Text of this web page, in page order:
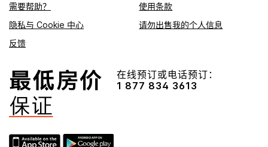
需要帮助？
使用条款
隐私与 Cookie 中心
请勿出售我的个人信息
反馈
在线预订或电话预订：
1 877 834 3613